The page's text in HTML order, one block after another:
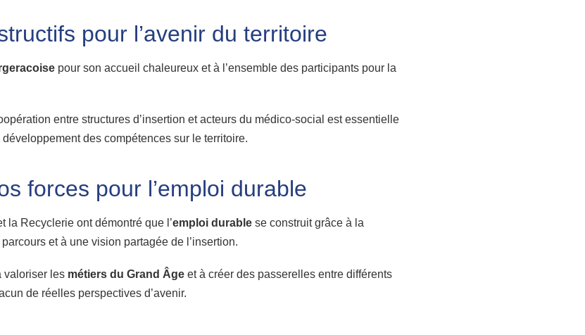
pour l’avenir du territoire
pour son accueil chaleureux et à l’ensemble des participants pour la
entre structures d’insertion et acteurs du médico-social est essentielle
des compétences sur le territoire.
forces pour l’emploi durable
la Recyclerie ont démontré que l’emploi durable se construit grâce à la
et à une vision partagée de l’insertion.
valoriser les métiers du Grand Âge et à créer des passerelles entre différents
de réelles perspectives d’avenir.